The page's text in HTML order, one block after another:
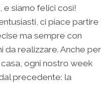
e siamo felici così!
ci piace partire
ma sempre con
da realizzare. Anche per
ogni nostro week
precedente: la